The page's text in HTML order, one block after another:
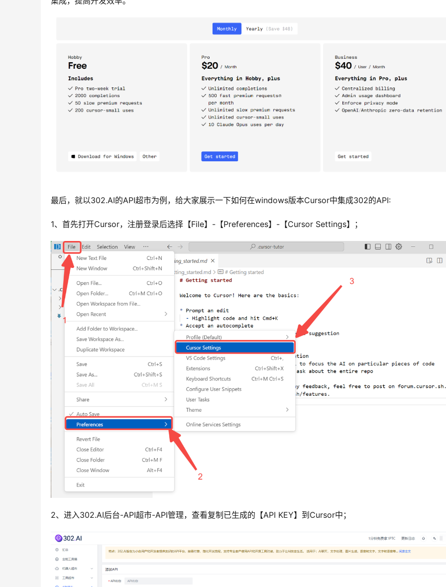
最后，就以302.AI的API超市为例，给大家展示一下如何在windows版本Cursor中集成302的API:
1、首先打开Cursor，注册登录后选择【File】-【Preferences】-【Cursor Settings】；
2、进入302.AI后台-API超市-API管理，查看复制已生成的【API KEY】到Cursor中；